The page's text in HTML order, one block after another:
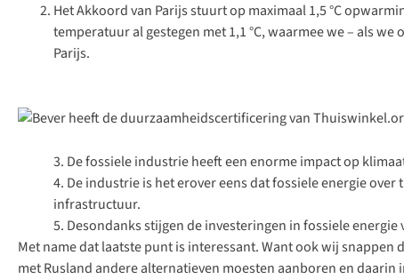
Het Akkoord van Parijs stuurt op maximaal 1,5 °C
temperatuur al gestegen met 1,1 °C, waarmee we – als
Parijs.
3. De fossiele industrie heeft een enorme impact op
4. De industrie is het erover eens dat fossiele energie
infrastructuur.
5. Desondanks stijgen de investeringen in fossiele
Met name dat laatste punt is interessant. Want ook wij
met Rusland andere alternatieven moesten aanboren en